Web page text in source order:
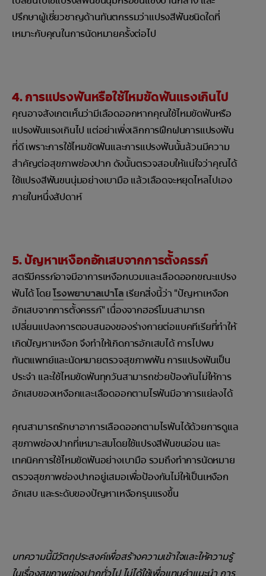
ปรึกษาผู้เชี่ยวชาญด้านทันตกรรมว่าแปรงสีฟันชนิดใดที่
เหมาะกับคุณในการนัดหมายครั้งต่อไป
4. การแปรงฟันหรือใช้ไหมขัดฟันแรงเกินไป
คุณอาจสังเกตเห็นว่ามีเลือดออกหากคุณใช้ไหมขัดฟันหรือ
แปรงฟันแรงเกินไป แต่อย่าเพิ่งเลิกการฝึกฝนการแปรงฟัน
ที่ดี เพราะการใช้ไหมขัดฟันและการแปรงฟันนั้นล้วนมีความ
สำคัญต่อสุขภาพช่องปาก ดังนั้นตรวจสอบให้แน่ใจว่าคุณได้
ใช้แปรงสีฟันขนนุ่มอย่างเบามือ แล้วเลือดจะหยุดไหลไปเอง
ภายในหนึ่งสัปดาห์
5. ปัญหาเหงือกอักเสบจากการตั้งครรภ์
สตรีมีครรภ์อาจมีอาการเหงือกบวมและเลือดออกขณะแปรง
ฟันได้ โดยโรงพยาบาลเปาโล เรียกสิ่งนี้ว่า "ปัญหาเหงือก
อักเสบจากการตั้งครรภ์" เนื่องจากฮอร์โมนสามารถ
เปลี่ยนแปลงการตอบสนองของร่างกายต่อแบคทีเรียที่ทำให้
เกิดปัญหาเหงือก จึงทำให้เกิดการอักเสบได้ การไปพบ
ทันตแพทย์และนัดหมายตรวจสุขภาพฟัน การแปรงฟันเป็น
ประจำ และใช้ไหมขัดฟันทุกวันสามารถช่วยป้องกันไม่ให้การ
อักเสบของเหงือกและเลือดออกตามไรฟันมีอาการแย่ลงได้
คุณสามารถรักษาอาการเลือดออกตามไรฟันได้ด้วยการดูแล
สุขภาพช่องปากที่เหมาะสมโดยใช้แปรงสีฟันขนอ่อน และ
เทคนิคการใช้ไหมขัดฟันอย่างเบามือ รวมถึงทำการนัดหมาย
ตรวจสุขภาพช่องปากอยู่เสมอเพื่อป้องกันไม่ให้เป็นเหงือก
อักเสบ และระดับของปัญหาเหงือกรุนแรงขึ้น
บทความนี้มีวัตถุประสงค์เพื่อสร้างความเข้าใจและให้ความรู้